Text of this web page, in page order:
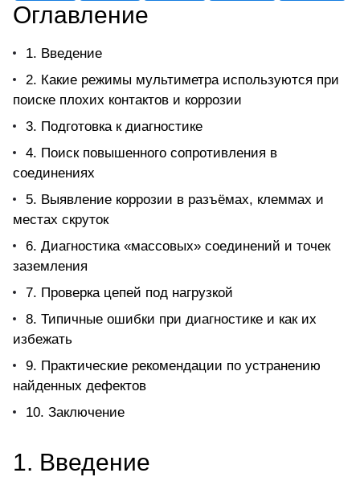
Оглавление
1. Введение
2. Какие режимы мультиметра используются при
поиске плохих контактов и коррозии
3. Подготовка к диагностике
4. Поиск повышенного сопротивления в
соединениях
5. Выявление коррозии в разъёмах, клеммах и
местах скруток
6. Диагностика «массовых» соединений и точек
заземления
7. Проверка цепей под нагрузкой
8. Типичные ошибки при диагностике и как их
избежать
9. Практические рекомендации по устранению
найденных дефектов
10. Заключение
1. Введение